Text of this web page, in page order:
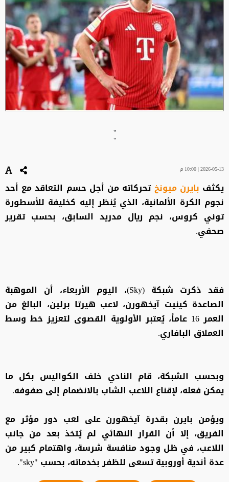
"
"
2026-05-13 | 10:00 م
يكثف بايرن ميونختحركاته من أجل حسم التعاقد مع أحد
نجوم الكرة الألمانية، الذي يُنظر إليه كخليفة للأسطورة
توني كروس، نجم ريال مدريد السابق، بحسب تقرير
صحفي.
فقد ذكرت شبكة (Sky)، اليوم الأربعاء، أن الموهبة
الصاعدة كينيت آيخهورن، لاعب هيرتا برلين، البالغ من
العمر 16 عاماً، يُعتبر الأولوية القصوى لتعزيز خط وسط
العملاق البافاري.
وبحسب الشبكة، قام النادي خلف الكواليس بكل ما
يمكن فعله، لإقناع اللاعب الشاب بالانضمام إلى صفوفه.
ويؤمن بايرن بقدرة آيخهورن على لعب دور مؤثر مع
الفريق، إلا أن القرار النهائي لم يُتخذ بعد من جانب
اللاعب، في ظل وجود منافسة شرسة، واهتمام كبير من
عدة أندية أوروبية تسعى للظفر بخدماته، بحسب "sky".